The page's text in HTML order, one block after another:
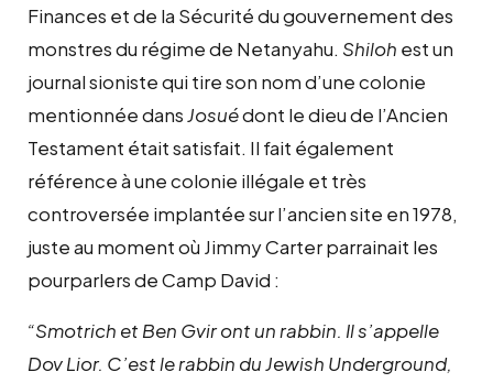
Finances et de la Sécurité du gouvernement des
monstres du régime de Netanyahu. Shiloh est un
journal sioniste qui tire son nom d’une colonie
mentionnée dansJosuédont le dieu de l’Ancien
Testament était satisfait. Il fait également
référence à une colonie illégale et très
controversée implantée sur l’ancien site en 1978,
juste au moment où Jimmy Carter parrainait les
pourparlers de Camp David :
“Smotrich et Ben Gvir ont un rabbin. Il s’appelle
Dov Lior. C’est le rabbin du Jewish Underground,